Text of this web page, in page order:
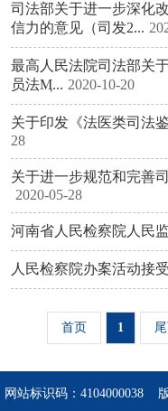
司法部关于进一步深化
信力的意见（司发2...
最高人民法院司法部关
员法Ӎ... 2020-10-20
关于印发《法医类司法
28
关于进一步规范和完善
2020-05-28
河南省人民检察院人民
人民检察院办案活动接
首页 1
网站标识码：4104000038